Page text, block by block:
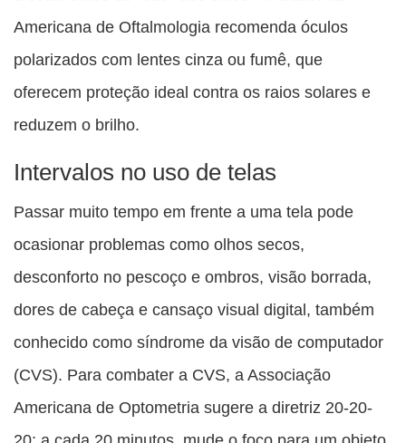
Americana de Oftalmologia recomenda óculos
polarizados com lentes cinza ou fumê, que
oferecem proteção ideal contra os raios solares e
reduzem o brilho.
Intervalos no uso de telas
Passar muito tempo em frente a uma tela pode
ocasionar problemas como olhos secos,
desconforto no pescoço e ombros, visão borrada,
dores de cabeça e cansaço visual digital, também
conhecido como síndrome da visão de computador
(CVS). Para combater a CVS, a Associação
Americana de Optometria sugere a diretriz 20-20-